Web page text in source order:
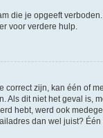
die je opgeeft
voor verdere hulp.
zijn, kan één of
Als dit niet het geval
hebt, werd ook
dan wel juist?